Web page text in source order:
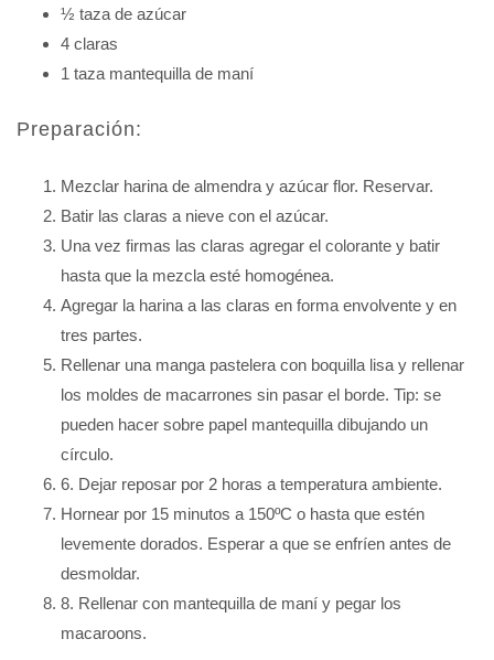
½ taza de azúcar
4 claras
1 taza mantequilla de maní
Preparación:
Mezclar harina de almendra y azúcar flor. Reservar.
Batir las claras a nieve con el azúcar.
Una vez firmas las claras agregar el colorante y batir
hasta que la mezcla esté homogénea.
Agregar la harina a las claras en forma envolvente y en
tres partes.
Rellenar una manga pastelera con boquilla lisa y rellenar
los moldes de macarrones sin pasar el borde. Tip: se
pueden hacer sobre papel mantequilla dibujando un
círculo.
6. Dejar reposar por 2 horas a temperatura ambiente.
Hornear por 15 minutos a 150ºC o hasta que estén
levemente dorados. Esperar a que se enfríen antes de
desmoldar.
8. Rellenar con mantequilla de maní y pegar los
macaroons.